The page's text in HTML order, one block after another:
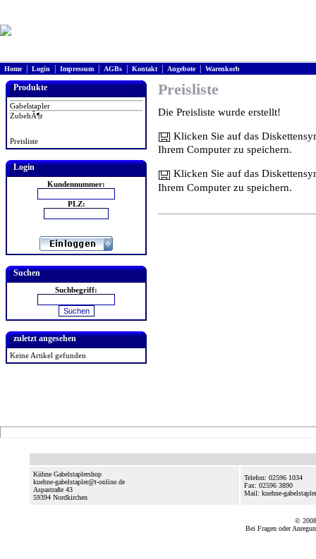
Home| Login Impressum AGBs Kontakt| Angebote| Warenkorb
Produkte
Gabelstapler
ZubehÃ¶r
Preisliste
Login
Kundennummer:
PLZ:
Suchen
Suchbegriff:
zuletzt angesehen
Keine Artikel gefunden
Preisliste
Die Preisliste wurde erstellt!
Klicken Sie auf das
Ihrem Computer zu speichern.
Klicken Sie auf das
Ihrem Computer zu speichern.
Kühne Gabelstaplershop
kuehne-gabelstapler@t-online.de
Aspastraße 43
59394 Nordkirchen
Telefon: 02596 1034
Fax: 02596 3890
Mail: kuehne-
© 2008
Bei Fragen oder